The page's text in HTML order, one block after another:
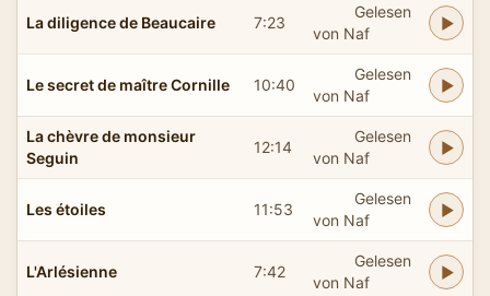
La diligence de Beaucaire 7:23
Gelesen
von Naf
Le secret de maître Cornille 10:40
Gelesen
von Naf
La chèvre de monsieur
Seguin
12:14
Gelesen
von Naf
Les étoiles 11:53
Gelesen
von Naf
L'Arlésienne 7:42
Gelesen
von Naf